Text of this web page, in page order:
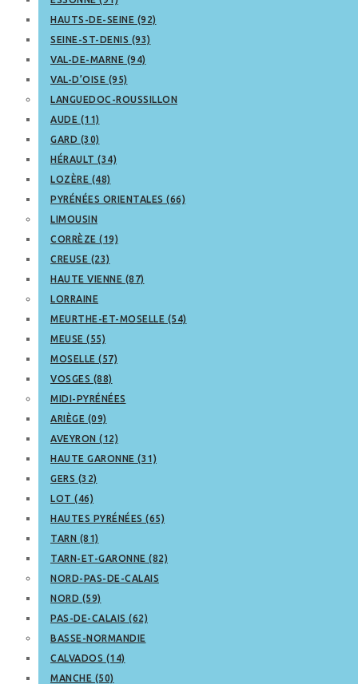
HAUTS-DE-SEINE (92)
SEINE-ST-DENIS (93)
VAL-DE-MARNE (94)
VAL-D’OISE (95)
LANGUEDOC-ROUSSILLON
AUDE (11)
GARD (30)
HÉRAULT (34)
LOZÈRE (48)
PYRÉNÉES ORIENTALES (66)
LIMOUSIN
CORRÈZE (19)
CREUSE (23)
HAUTE VIENNE (87)
LORRAINE
MEURTHE-ET-MOSELLE (54)
MEUSE (55)
MOSELLE (57)
VOSGES (88)
MIDI-PYRÉNÉES
ARIÈGE (09)
AVEYRON (12)
HAUTE GARONNE (31)
GERS (32)
LOT (46)
HAUTES PYRÉNÉES (65)
TARN (81)
TARN-ET-GARONNE (82)
NORD-PAS-DE-CALAIS
NORD (59)
PAS-DE-CALAIS (62)
BASSE-NORMANDIE
CALVADOS (14)
MANCHE (50)